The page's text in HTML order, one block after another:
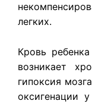
легких.
Кровь
возникает
гипоксия
оксигенации